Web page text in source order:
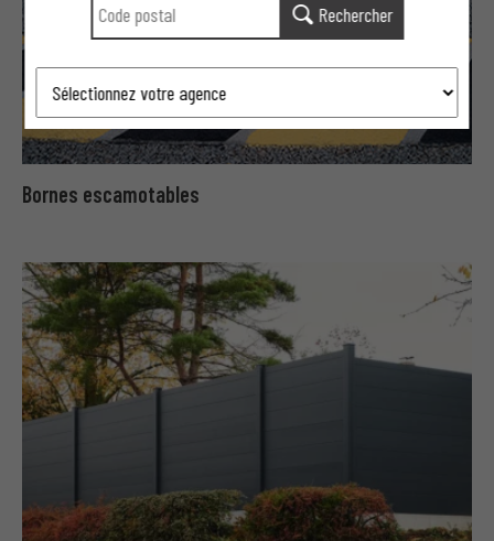
Bornes escamotables
Rechercher